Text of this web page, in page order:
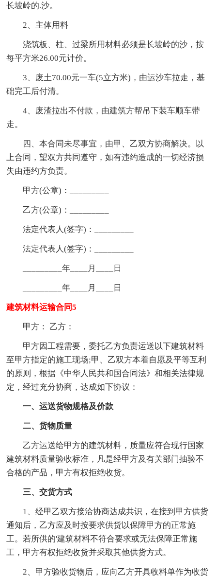
长坡岭的.沙。
2、主体用料
浇筑板、柱、过梁所用材料必须是长坡岭的沙，按
每平方米26.00元计价。
3、废土70.00元一车(5立方米)，由运沙车拉走，基
础完工后付清。
4、废渣拉出不付款，由建筑方帮吊下装车顺车带
走。
四、本合同未尽事宜，由甲、乙双方协商解决。以
上合同，望双方共同遵守，如有违约造成的一切经济损
失由违约方负责。
甲方(公章)：_________
乙方(公章)：_________
法定代表人(签字)：_________
法定代表人(签字)：_________
_________年____月____日
_________年____月____日
建筑材料运输合同5
甲方： 乙方：
甲方因工程需要，委托乙方负责运送以下建筑材料
至甲方指定的施工现场;甲、乙双方本着自愿及平等互利
的原则，根据《中华人民共和国合同法》和相关法律规
定，经过充分协商，达成如下协议：
一、运送货物规格及价款
二、货物质量
乙方运送给甲方的建筑材料，质量应符合现行国家
建筑材料质量验收标准，凡是经甲方及有关部门抽验不
合格的产品，甲方有权拒绝收货。
三、交货方式
1、经甲乙双方接洽协商达成共识，在接到甲方供货
通知后，乙方应及时按要求供货以保障甲方的正常施
工。若所供的'建筑材料不符合要求或无法保障正常施
工，甲方有权拒绝收货并采取其他供货方式。
2、甲方验收货物后，应向乙方开具收料单作为收货